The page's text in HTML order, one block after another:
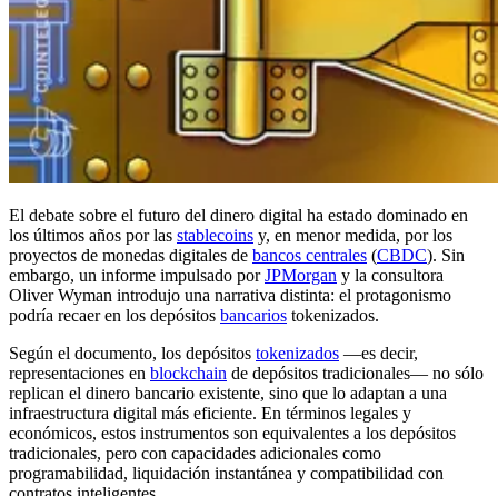
El debate sobre el futuro del dinero digital ha estado dominado en
los últimos años por las stablecoins y, en menor medida, por los
proyectos de monedas digitales de bancos centrales (CBDC). Sin
embargo, un informe impulsado porJPMorgan y la consultora
Oliver Wyman introdujo una narrativa distinta: el protagonismo
podría recaer en los depósitos bancarios tokenizados.
Según el documento, los depósitos tokenizados —es decir,
representaciones en blockchain de depósitos tradicionales— no sólo
replican el dinero bancario existente, sino que lo adaptan a una
infraestructura digital más eficiente. En términos legales y
económicos, estos instrumentos son equivalentes a los depósitos
tradicionales, pero con capacidades adicionales como
programabilidad, liquidación instantánea y compatibilidad con